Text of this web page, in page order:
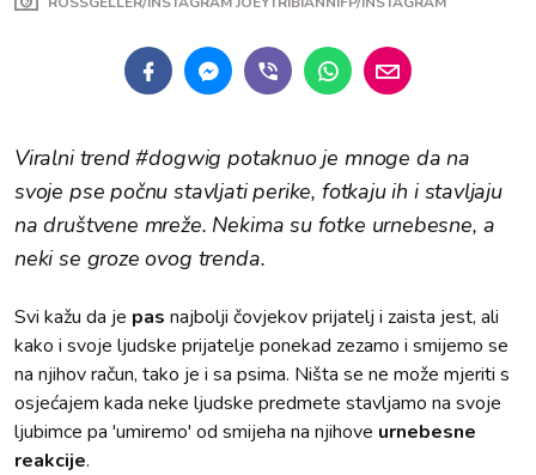
Viralni trend #dogwig potaknuo je mnoge da na
svoje pse počnu stavljati perike, fotkaju ih i stavljaju
na društvene mreže. Nekima su fotke urnebesne, a
neki se groze ovog trenda.
Svi kažu da je pas najbolji čovjekov prijatelj i zaista jest, ali
kako i svoje ljudske prijatelje ponekad zezamo i smijemo se
na njihov račun, tako je i sa psima. Ništa se ne može mjeriti s
osjećajem kada neke ljudske predmete stavljamo na svoje
ljubimce pa 'umiremo' od smijeha na njihove urnebesne
reakcije.